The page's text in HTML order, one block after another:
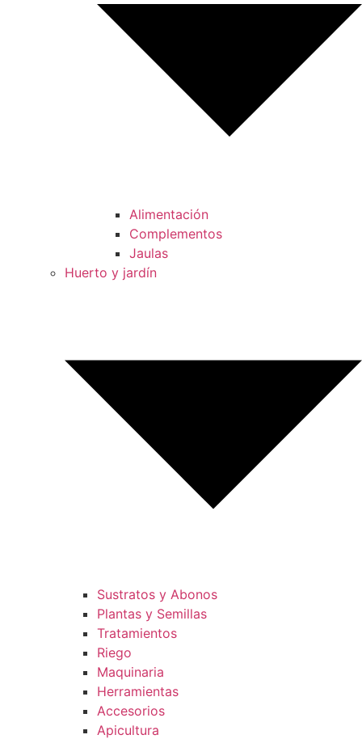
Alimentación
Complementos
Jaulas
Huerto y jardín
Sustratos y Abonos
Plantas y Semillas
Tratamientos
Riego
Maquinaria
Herramientas
Accesorios
Apicultura